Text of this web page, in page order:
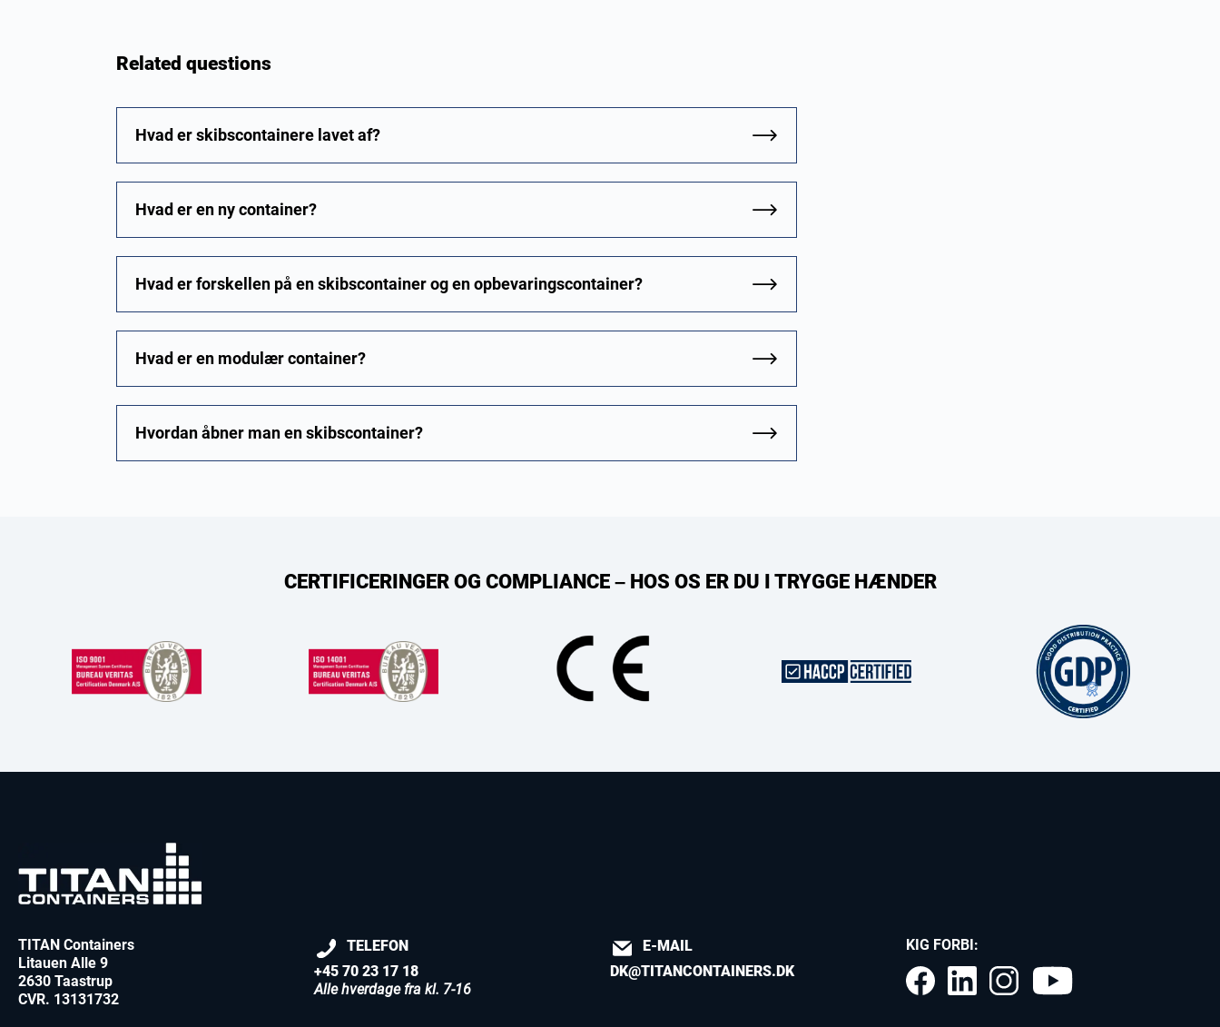
Related questions
Hvad er skibscontainere lavet af?
Hvad er en ny container?
Hvad er forskellen på en skibscontainer og en opbevaringscontainer?
Hvad er en modulær container?
Hvordan åbner man en skibscontainer?
CERTIFICERINGER OG COMPLIANCE – HOS OS ER DU I TRYGGE HÆNDER
TITAN Containers
Litauen Alle 9
2630 Taastrup
CVR. 13131732
TELEFON
+45 70 23 17 18
Alle hverdage fra kl. 7-16
E-MAIL
DK@TITANCONTAINERS.DK
KIG FORBI: